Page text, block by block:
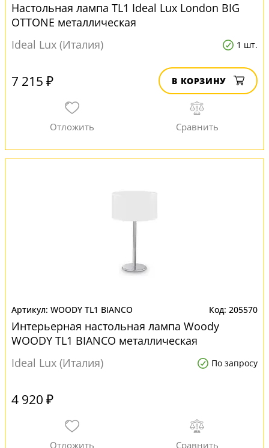
Настольная лампа TL1 Ideal Lux London BIG
OTTONE металлическая
Ideal Lux (Италия)
1 шт.
7 215 ₽ В КОРЗИНУ
WOODY TL1 BIANCO 205570
Интерьерная настольная лампа Woody
WOODY TL1 BIANCO металлическая
Ideal Lux (Италия)
По запросу
4 920 ₽